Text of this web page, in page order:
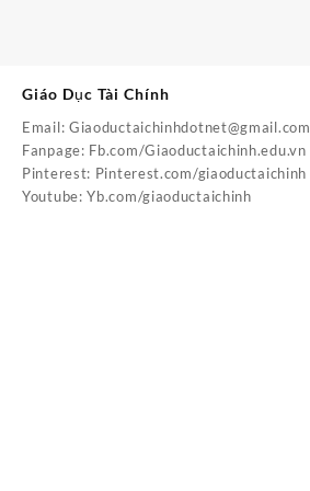
Giáo Dục Tài Chính
Email: Giaoductaichinhdotnet@gmail.com
Fanpage: Fb.com/Giaoductaichinh.edu.vn
Pinterest: Pinterest.com/giaoductaichinh
Youtube:Yb.com/giaoductaichinh